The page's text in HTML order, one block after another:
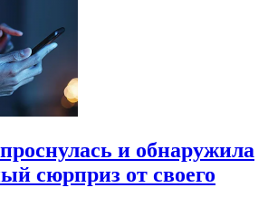
и обнаружила
сюрприз от своего